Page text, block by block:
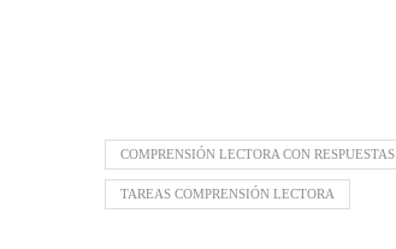
COMPRENSIÓN LECTORA CON RESPUESTAS
TAREAS COMPRENSIÓN LECTORA